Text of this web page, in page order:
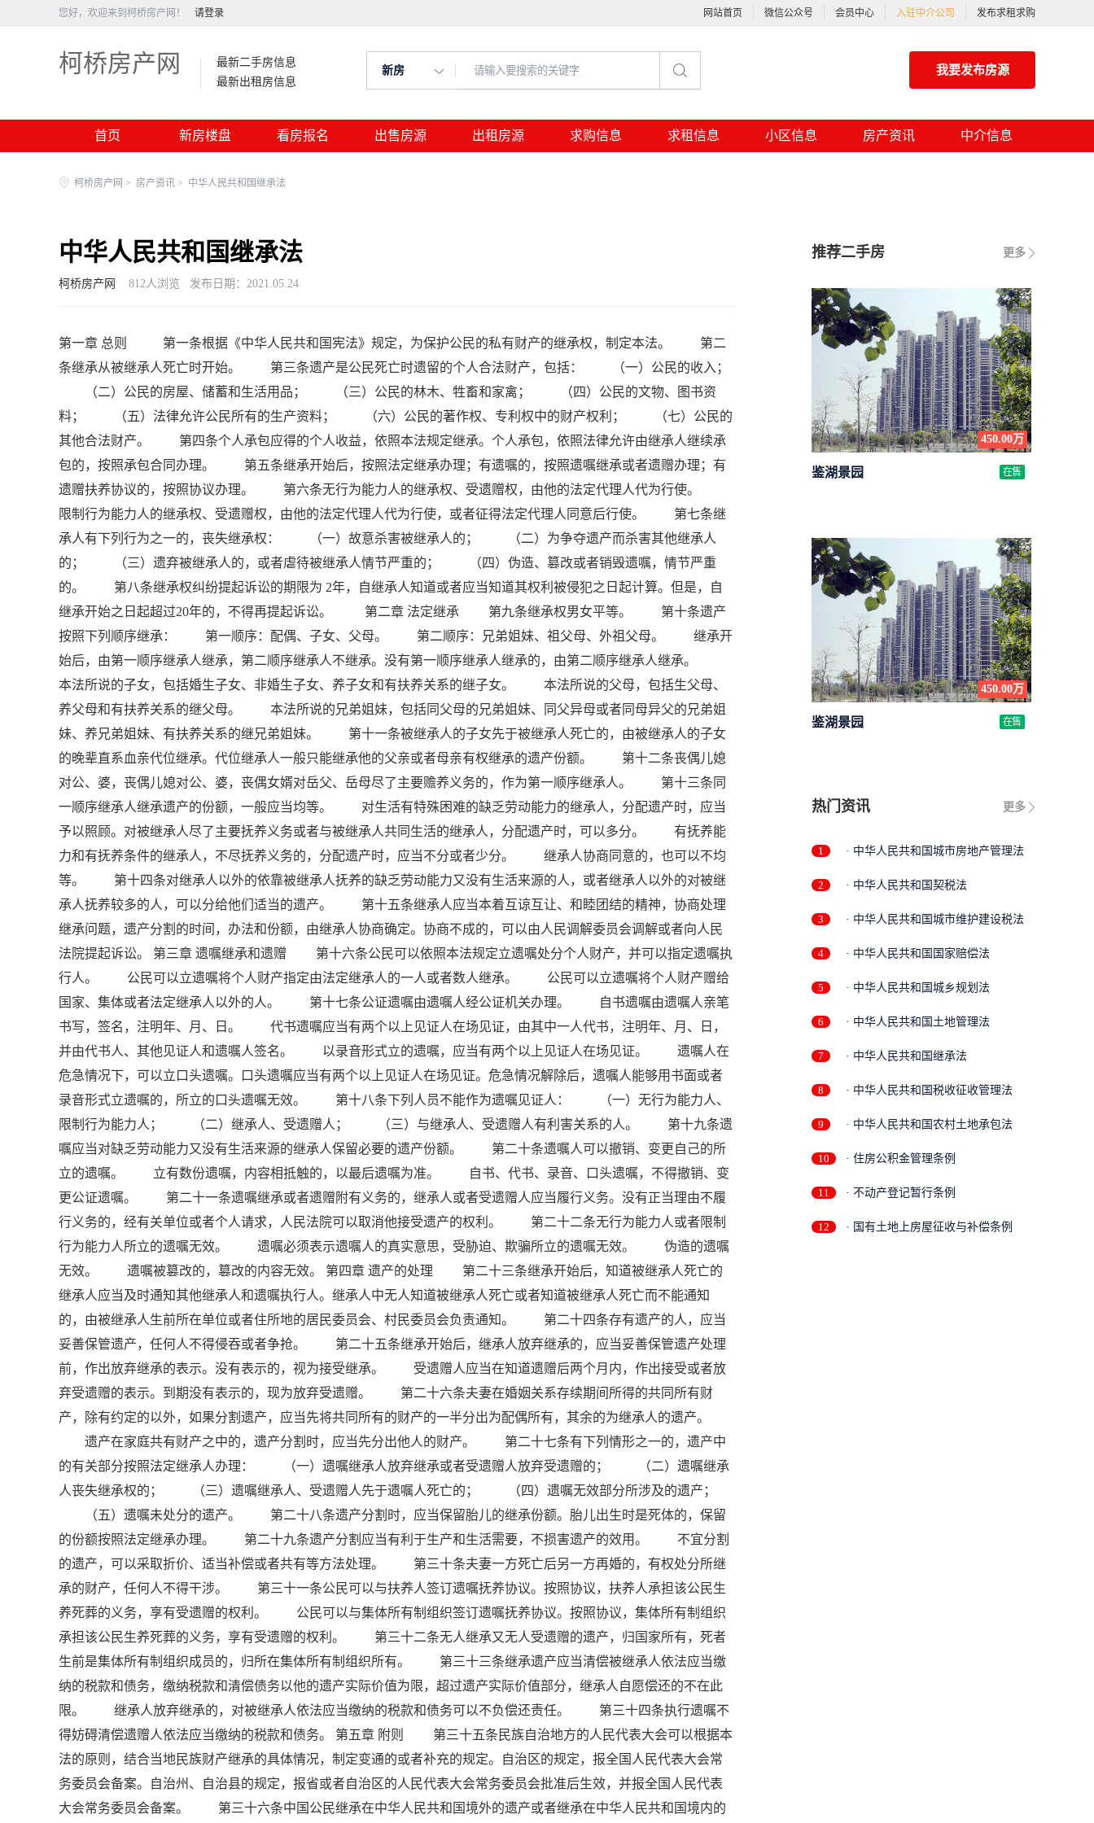
您好，欢迎来到柯桥房产网！ 请登录 网站首页 微信公众号 会员中心 入驻中介公司 发布求租求购
柯桥房产网
最新二手房信息
最新出租房信息
新房 我要发布房源
首页 新房楼盘 看房报名 出售房源 出租房源 求购信息 求租信息 小区信息 房产资讯 中介信息
柯桥房产网 > 房产资讯 > 中华人民共和国继承法
中华人民共和国继承法
柯桥房产网 812人浏览 发布日期：2021.05.24
第一章 总则 第一条根据《中华人民共和国宪法》规定，为保护公民的私有财产的继承权，制定本法。 第二
条继承从被继承人死亡时开始。 第三条遗产是公民死亡时遗留的个人合法财产，包括： （一）公民的收入；
（二）公民的房屋、储蓄和生活用品； （三）公民的林木、牲畜和家禽； （四）公民的文物、图书资
料； （五）法律允许公民所有的生产资料； （六）公民的著作权、专利权中的财产权利； （七）公民的
其他合法财产。 第四条个人承包应得的个人收益，依照本法规定继承。个人承包，依照法律允许由继承人继续承
包的，按照承包合同办理。 第五条继承开始后，按照法定继承办理；有遗嘱的，按照遗嘱继承或者遗赠办理；有
遗赠扶养协议的，按照协议办理。 第六条无行为能力人的继承权、受遗赠权，由他的法定代理人代为行使。
限制行为能力人的继承权、受遗赠权，由他的法定代理人代为行使，或者征得法定代理人同意后行使。 第七条继
承人有下列行为之一的，丧失继承权： （一）故意杀害被继承人的； （二）为争夺遗产而杀害其他继承人
的； （三）遗弃被继承人的，或者虐待被继承人情节严重的； （四）伪造、篡改或者销毁遗嘱，情节严重
的。 第八条继承权纠纷提起诉讼的期限为 2年，自继承人知道或者应当知道其权利被侵犯之日起计算。但是，自
继承开始之日起超过20年的，不得再提起诉讼。 第二章 法定继承 第九条继承权男女平等。 第十条遗产
按照下列顺序继承： 第一顺序：配偶、子女、父母。 第二顺序：兄弟姐妹、祖父母、外祖父母。 继承开
始后，由第一顺序继承人继承，第二顺序继承人不继承。没有第一顺序继承人继承的，由第二顺序继承人继承。
本法所说的子女，包括婚生子女、非婚生子女、养子女和有扶养关系的继子女。 本法所说的父母，包括生父母、
养父母和有扶养关系的继父母。 本法所说的兄弟姐妹，包括同父母的兄弟姐妹、同父异母或者同母异父的兄弟姐
妹、养兄弟姐妹、有扶养关系的继兄弟姐妹。 第十一条被继承人的子女先于被继承人死亡的，由被继承人的子女
的晚辈直系血亲代位继承。代位继承人一般只能继承他的父亲或者母亲有权继承的遗产份额。 第十二条丧偶儿媳
对公、婆，丧偶儿媳对公、婆，丧偶女婿对岳父、岳母尽了主要赡养义务的，作为第一顺序继承人。 第十三条同
一顺序继承人继承遗产的份额，一般应当均等。 对生活有特殊困难的缺乏劳动能力的继承人，分配遗产时，应当
予以照顾。对被继承人尽了主要抚养义务或者与被继承人共同生活的继承人，分配遗产时，可以多分。 有抚养能
力和有抚养条件的继承人，不尽抚养义务的，分配遗产时，应当不分或者少分。 继承人协商同意的，也可以不均
等。 第十四条对继承人以外的依靠被继承人抚养的缺乏劳动能力又没有生活来源的人，或者继承人以外的对被继
承人抚养较多的人，可以分给他们适当的遗产。 第十五条继承人应当本着互谅互让、和睦团结的精神，协商处理
继承问题，遗产分割的时间，办法和份额，由继承人协商确定。协商不成的，可以由人民调解委员会调解或者向人民
法院提起诉讼。 第三章 遗嘱继承和遗赠 第十六条公民可以依照本法规定立遗嘱处分个人财产，并可以指定遗嘱执
行人。 公民可以立遗嘱将个人财产指定由法定继承人的一人或者数人继承。 公民可以立遗嘱将个人财产赠给
国家、集体或者法定继承人以外的人。 第十七条公证遗嘱由遗嘱人经公证机关办理。 自书遗嘱由遗嘱人亲笔
书写，签名，注明年、月、日。 代书遗嘱应当有两个以上见证人在场见证，由其中一人代书，注明年、月、日，
并由代书人、其他见证人和遗嘱人签名。 以录音形式立的遗嘱，应当有两个以上见证人在场见证。 遗嘱人在
危急情况下，可以立口头遗嘱。口头遗嘱应当有两个以上见证人在场见证。危急情况解除后，遗嘱人能够用书面或者
录音形式立遗嘱的，所立的口头遗嘱无效。 第十八条下列人员不能作为遗嘱见证人： （一）无行为能力人、
限制行为能力人； （二）继承人、受遗赠人； （三）与继承人、受遗赠人有利害关系的人。 第十九条遗
嘱应当对缺乏劳动能力又没有生活来源的继承人保留必要的遗产份额。 第二十条遗嘱人可以撤销、变更自己的所
立的遗嘱。 立有数份遗嘱，内容相抵触的，以最后遗嘱为准。 自书、代书、录音、口头遗嘱，不得撤销、变
更公证遗嘱。 第二十一条遗嘱继承或者遗赠附有义务的，继承人或者受遗赠人应当履行义务。没有正当理由不履
行义务的，经有关单位或者个人请求，人民法院可以取消他接受遗产的权利。 第二十二条无行为能力人或者限制
行为能力人所立的遗嘱无效。 遗嘱必须表示遗嘱人的真实意思，受胁迫、欺骗所立的遗嘱无效。 伪造的遗嘱
无效。 遗嘱被篡改的，篡改的内容无效。 第四章 遗产的处理 第二十三条继承开始后，知道被继承人死亡的
继承人应当及时通知其他继承人和遗嘱执行人。继承人中无人知道被继承人死亡或者知道被继承人死亡而不能通知
的，由被继承人生前所在单位或者住所地的居民委员会、村民委员会负责通知。 第二十四条存有遗产的人，应当
妥善保管遗产，任何人不得侵吞或者争抢。 第二十五条继承开始后，继承人放弃继承的，应当妥善保管遗产处理
前，作出放弃继承的表示。没有表示的，视为接受继承。 受遗赠人应当在知道遗赠后两个月内，作出接受或者放
弃受遗赠的表示。到期没有表示的，现为放弃受遗赠。 第二十六条夫妻在婚姻关系存续期间所得的共同所有财
产，除有约定的以外，如果分割遗产，应当先将共同所有的财产的一半分出为配偶所有，其余的为继承人的遗产。
遗产在家庭共有财产之中的，遗产分割时，应当先分出他人的财产。 第二十七条有下列情形之一的，遗产中
的有关部分按照法定继承人办理： （一）遗嘱继承人放弃继承或者受遗赠人放弃受遗赠的； （二）遗嘱继承
人丧失继承权的； （三）遗嘱继承人、受遗赠人先于遗嘱人死亡的； （四）遗嘱无效部分所涉及的遗产；
（五）遗嘱未处分的遗产。 第二十八条遗产分割时，应当保留胎儿的继承份额。胎儿出生时是死体的，保留
的份额按照法定继承办理。 第二十九条遗产分割应当有利于生产和生活需要，不损害遗产的效用。 不宜分割
的遗产，可以采取折价、适当补偿或者共有等方法处理。 第三十条夫妻一方死亡后另一方再婚的，有权处分所继
承的财产，任何人不得干涉。 第三十一条公民可以与扶养人签订遗嘱抚养协议。按照协议，扶养人承担该公民生
养死葬的义务，享有受遗赠的权利。 公民可以与集体所有制组织签订遗嘱抚养协议。按照协议，集体所有制组织
承担该公民生养死葬的义务，享有受遗赠的权利。 第三十二条无人继承又无人受遗赠的遗产，归国家所有，死者
生前是集体所有制组织成员的，归所在集体所有制组织所有。 第三十三条继承遗产应当清偿被继承人依法应当缴
纳的税款和债务，缴纳税款和清偿债务以他的遗产实际价值为限，超过遗产实际价值部分，继承人自愿偿还的不在此
限。 继承人放弃继承的，对被继承人依法应当缴纳的税款和债务可以不负偿还责任。 第三十四条执行遗嘱不
得妨碍清偿遗赠人依法应当缴纳的税款和债务。 第五章 附则 第三十五条民族自治地方的人民代表大会可以根据本
法的原则，结合当地民族财产继承的具体情况，制定变通的或者补充的规定。自治区的规定，报全国人民代表大会常
务委员会备案。自治州、自治县的规定，报省或者自治区的人民代表大会常务委员会批准后生效，并报全国人民代表
大会常务委员会备案。 第三十六条中国公民继承在中华人民共和国境外的遗产或者继承在中华人民共和国境内的
更多
推荐二手房
450.00万
鉴湖景园 在售
450.00万
鉴湖景园 在售
更多
热门资讯
1 · 中华人民共和国城市房地产管理法
2 · 中华人民共和国契税法
3 · 中华人民共和国城市维护建设税法
4 · 中华人民共和国国家赔偿法
5 · 中华人民共和国城乡规划法
6 · 中华人民共和国土地管理法
7 · 中华人民共和国继承法
8 · 中华人民共和国税收征收管理法
9 · 中华人民共和国农村土地承包法
10 · 住房公积金管理条例
11 · 不动产登记暂行条例
12 · 国有土地上房屋征收与补偿条例